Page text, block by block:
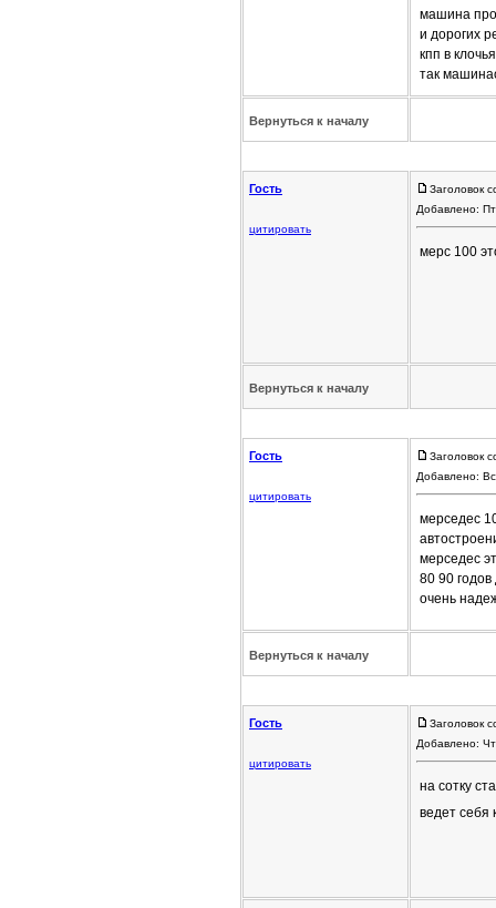
машина
и дорогих
кпп в
так
Вернуться к началу
Гость
цитировать
Заголовок
Добавлено:
мерс 100
Вернуться к началу
Гость
цитировать
Заголовок
Добавлено:
мерседес
мерседес
80 90
очень
Вернуться к началу
Гость
цитировать
Заголовок
Добавлено:
на сотку
ведет себя